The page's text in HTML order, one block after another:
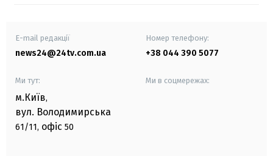
E-mail редакції
news24@24tv.com.ua
Номер телефону:
+38 044 390 5077
Ми тут:
м.Київ,
вул. Володимирська
61/11, офіс 50
Ми в соцмережах: